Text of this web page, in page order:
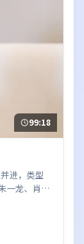
99:18
进，类型
一龙、肖
尾留白引